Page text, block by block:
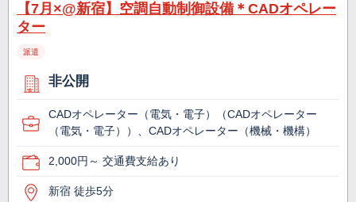
【7月×@新宿】空調自動制御設備＊CADオペレー
ター
派遣
非公開
CADオペレーター（電気・電子）（CADオペレーター
（電気・電子））、CADオペレーター（機械・機構）
2,000円～ 交通費支給あり
新宿 徒歩5分